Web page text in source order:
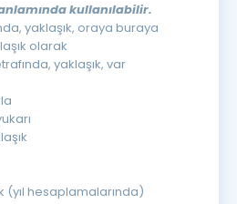
kullanılabilir.
yaklaşık, oraya buraya
olarak
yaklaşık, var
(yıl hesaplamalarında)